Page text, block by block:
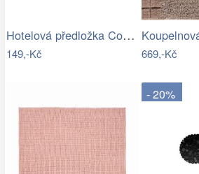
Hotelová předložka Comfort krémová 750g…
149,-Kč 669,-Kč
- 20%